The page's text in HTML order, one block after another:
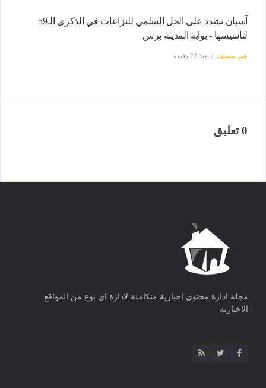
آسيان تشدد على الحل السلمي للنزاعات في الذكرى الـ59
لتأسيسها - بوابة المدينة برس
غير مصنف منذ 22 دقيقة
0 تعليق
مجلة ادارة محتوى اخبارية متكاملة لادارة اى نوع من المواقع
الاخبارية